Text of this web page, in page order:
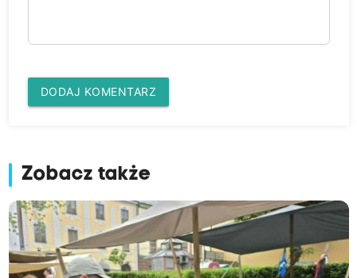
DODAJ KOMENTARZ
Zobacz także